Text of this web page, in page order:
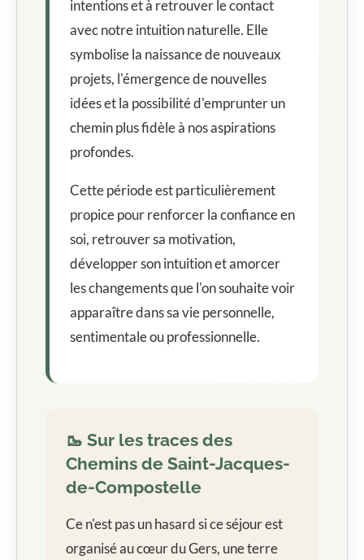
intentions et à retrouver le contact
avec notre intuition naturelle. Elle
symbolise la naissance de nouveaux
projets, l'émergence de nouvelles
idées et la possibilité d'emprunter un
chemin plus fidèle à nos aspirations
profondes.
Cette période est particulièrement
propice pour renforcer la confiance en
soi, retrouver sa motivation,
développer son intuition et amorcer
les changements que l'on souhaite voir
apparaître dans sa vie personnelle,
sentimentale ou professionnelle.
🥾 Sur les traces des
Chemins de Saint-Jacques-
de-Compostelle
Ce n'est pas un hasard si ce séjour est
organisé au cœur du Gers, une terre